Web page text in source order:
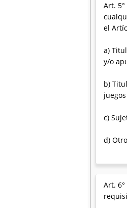
Art.
el
a)
y/o
b)
c)
d)
Art.